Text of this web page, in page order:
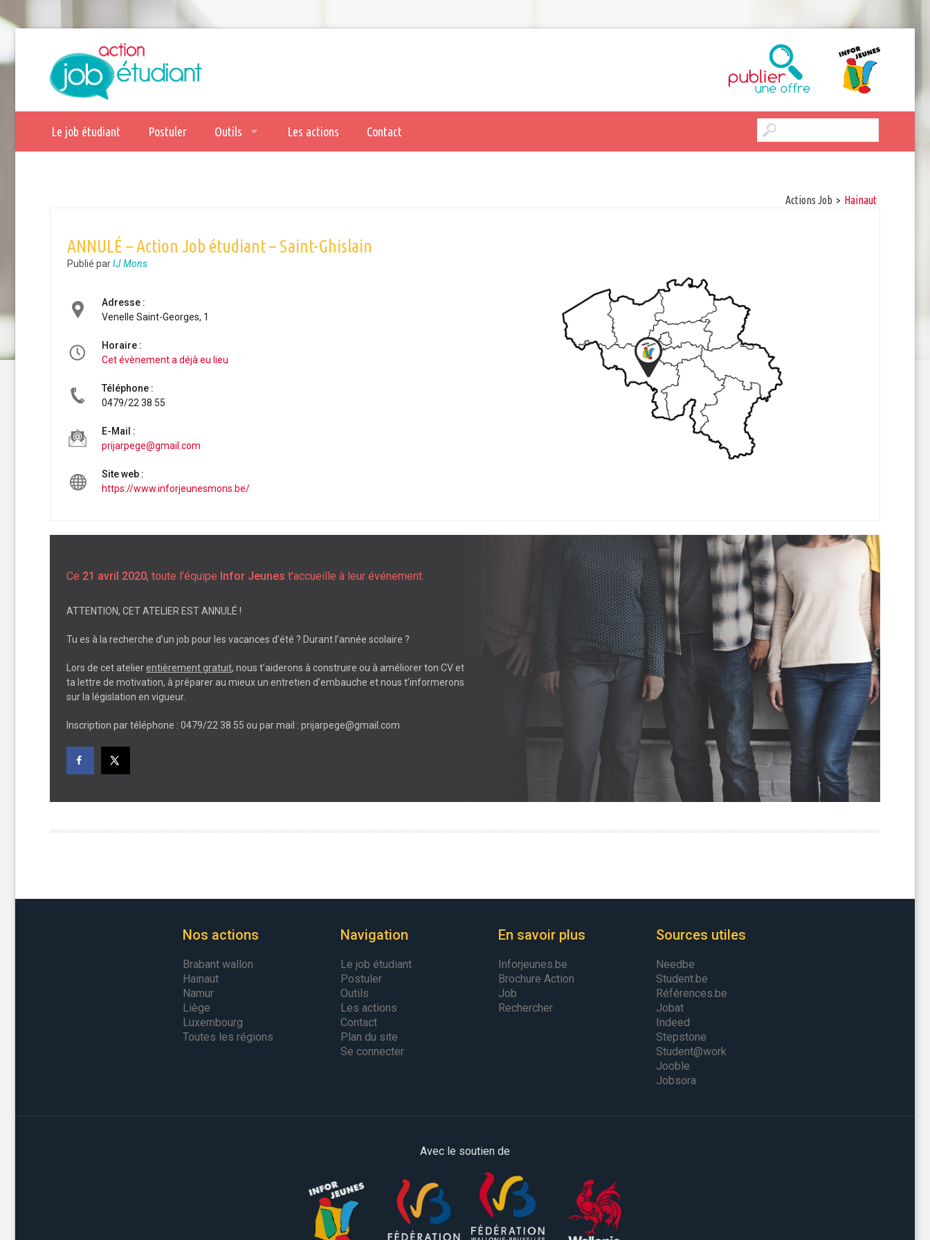
Le job étudiant Postuler Outils Les actions Contact
Actions Job > hainaut
ANNULÉ – Action Job étudiant – Saint-Ghislain
Publié par IJ Mons
Adresse :
Venelle Saint-Georges, 1
Horaire :
Cet évènement a déjà eu lieu
Téléphone :
0479/22 38 55
E-Mail :
prijarpege@gmail.com
Site web :
https://www.inforjeunesmons.be/
Ce 21 avril 2020, toute l'équipe Infor Jeunes t'accueille à leur événement.
ATTENTION, CET ATELIER EST ANNULÉ !
Tu es à la recherche d’un job pour les vacances d’été ? Durant l’année scolaire ?
Lors de cet atelierentièrement gratuit, nous t’aiderons à construire ou à améliorer ton CV et
ta lettre de motivation, à préparer au mieux un entretien d’embauche et nous t’informerons
sur la législation en vigueur.
Inscription par téléphone : 0479/22 38 55 ou par mail : prijarpege@gmail.com
Nos actions
Brabant wallon
Hainaut
Namur
Liège
Luxembourg
Toutes les régions
Navigation
Le job étudiant
Postuler
Outils
Les actions
Contact
Plan du site
Se connecter
En savoir plus
Inforjeunes.be
Brochure Action
Job
Rechercher
Sources utiles
Needbe
Student.be
Références.be
Jobat
Indeed
Stepstone
Student@work
Jooble
Jobsora
Avec le soutien de